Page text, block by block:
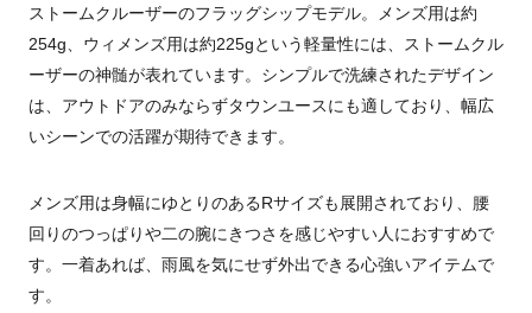
ストームクルーザーのフラッグシップモデル。メンズ用は約
254g、ウィメンズ用は約225gという軽量性には、ストームクル
ーザーの神髄が表れています。シンプルで洗練されたデザイン
は、アウトドアのみならずタウンユースにも適しており、幅広
いシーンでの活躍が期待できます。
メンズ用は身幅にゆとりのあるRサイズも展開されており、腰
回りのつっぱりや二の腕にきつさを感じやすい人におすすめで
す。一着あれば、雨風を気にせず外出できる心強いアイテムで
す。